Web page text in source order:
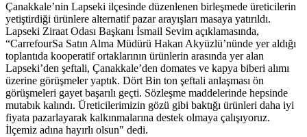
Çanakkale’nin Lapseki ilçesinde düzenlenen birleşmede üreticilerin
yetiştirdiği ürünlere alternatif pazar arayışları masaya yatırıldı.
Lapseki Ziraat Odası Başkanı İsmail Sevim açıklamasında,
“CarrefourSa Satın Alma Müdürü Hakan Akyüzlü’nünde yer aldığı
toplantıda kooperatif ortaklarının ürünlerin arasında yer alan
Lapseki’den şeftali, Çanakkale’den domates ve kapya biberi alımı
üzerine görüşmeler yaptık. Dört Bin ton şeftali anlaşması ön
görüşmeleri gayet başarılı geçti. Sözleşme maddelerinde hepsinde
mutabık kalındı. Üreticilerimizin gözü gibi baktığı ürünleri daha iyi
fiyata pazarlayarak kalkınmalarına destek olmaya çalışıyoruz.
İlçemiz adına hayırlı olsun" dedi.